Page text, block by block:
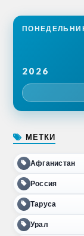
2026
МЕТКИ
Афганистан
Россия
Таруса
Урал